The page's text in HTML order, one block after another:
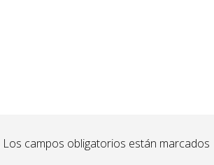
Los campos obligatorios están marcados